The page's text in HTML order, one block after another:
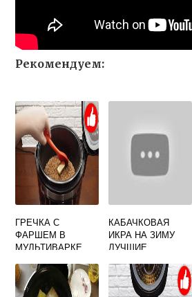
Рекомендуем:
ГРЕЧКА С
ФАРШЕМ В
МУЛЬТИВАРКЕ
КАБАЧКОВАЯ
ИКРА НА ЗИМУ
ЛУЧШИЕ
МУЛЬТИВАРКЕ
РЕДМОНД